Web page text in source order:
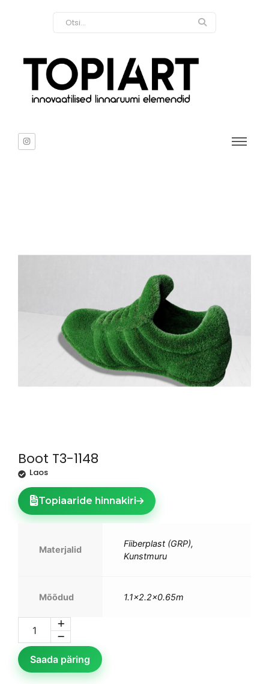
Boot T3-1148
Laos
Topiaaride hinnakiri
Materjalid
Fiiberplast (GRP),
Kunstmuru
Mõõdud 1.1×2.2×0.65m
Saada päring